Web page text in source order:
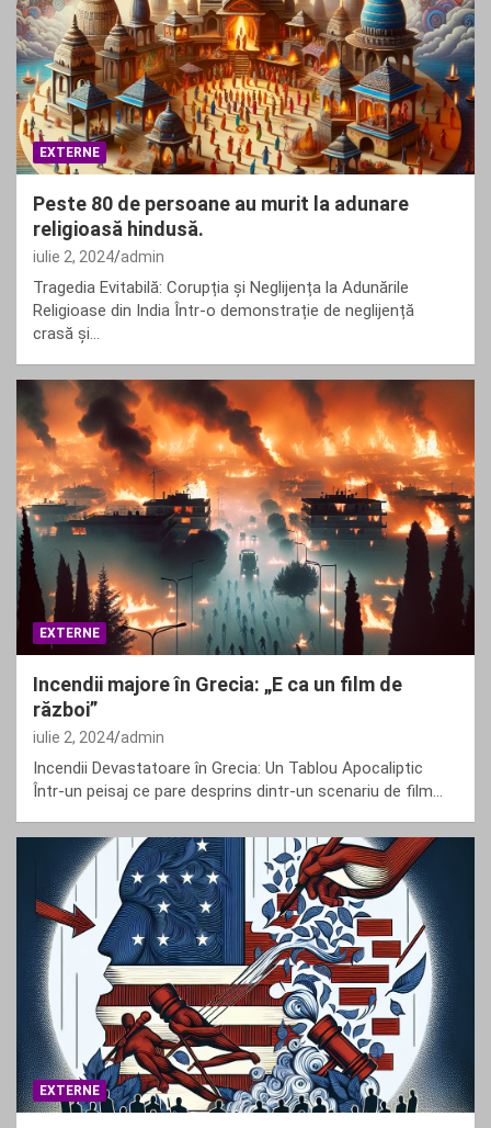
EXTERNE
Peste 80 de persoane au murit la adunare
religioasă hindusă.
iulie 2, 2024 admin
Tragedia Evitabilă: Corupția și Neglijența la Adunările
Religioase din India Într-o demonstrație de neglijență
crasă și…
EXTERNE
Incendii majore în Grecia: „E ca un film de
război”
iulie 2, 2024 admin
Incendii Devastatoare în Grecia: Un Tablou Apocaliptic
Într-un peisaj ce pare desprins dintr-un scenariu de film…
EXTERNE